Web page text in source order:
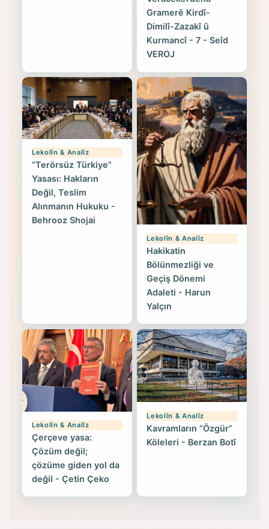
Gramerê Kirdî-
Dimilî-Zazakî û
Kurmancî - 7 - Seîd
VEROJ
Lekolîn & Analîz
“Terörsüz Türkiye”
Yasası: Hakların
Değil, Teslim
Alınmanın Hukuku -
Behrooz Shojai
Lekolîn & Analîz
Hakikatin
Bölünmezliği ve
Geçiş Dönemi
Adaleti - Harun
Yalçın
Lekolîn & Analîz
Çerçeve yasa:
Çözüm değil;
çözüme giden yol da
değil - Çetin Çeko
Lekolîn & Analîz
Kavramların “Özgür”
Köleleri - Berzan Botî